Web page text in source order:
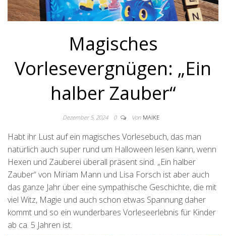
Magisches
Vorlesevergnügen: „Ein
halber Zauber“
Dezember 5, 2024 0 Von MAIKE
Habt ihr Lust auf ein magisches Vorlesebuch, das man
natürlich auch super rund um Halloween lesen kann, wenn
Hexen und Zauberei überall präsent sind. „Ein halber
Zauber“ von Miriam Mann und Lisa Forsch ist aber auch
das ganze Jahr über eine sympathische Geschichte, die mit
viel Witz, Magie und auch schon etwas Spannung daher
kommt und so ein wunderbares Vorleseerlebnis für Kinder
ab ca. 5 Jahren ist.